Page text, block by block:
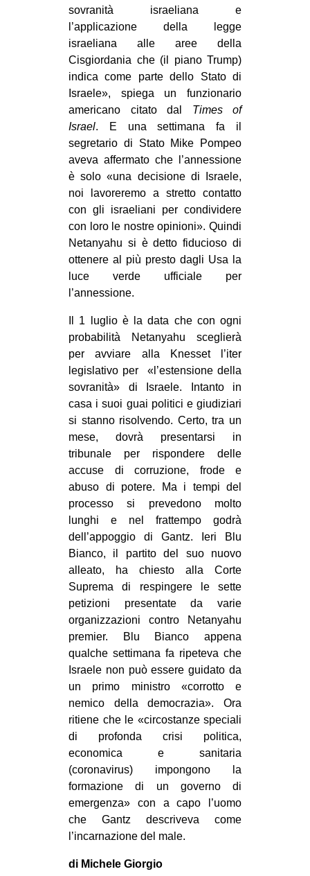
sovranità israeliana e
l’applicazione della legge
israeliana alle aree della
Cisgiordania che (il piano Trump)
indica come parte dello Stato di
Israele», spiega un funzionario
americano citato dal Times of
Israel. E una settimana fa il
segretario di Stato Mike Pompeo
aveva affermato che l’annessione
è solo «una decisione di Israele,
noi lavoreremo a stretto contatto
con gli israeliani per condividere
con loro le nostre opinioni». Quindi
Netanyahu si è detto fiducioso di
ottenere al più presto dagli Usa la
luce verde ufficiale per
l’annessione.
Il 1 luglio è la data che con ogni
probabilità Netanyahu sceglierà
per avviare alla Knesset l’iter
legislativo per «l’estensione della
sovranità» di Israele. Intanto in
casa i suoi guai politici e giudiziari
si stanno risolvendo. Certo, tra un
mese, dovrà presentarsi in
tribunale per rispondere delle
accuse di corruzione, frode e
abuso di potere. Ma i tempi del
processo si prevedono molto
lunghi e nel frattempo godrà
dell’appoggio di Gantz. Ieri Blu
Bianco, il partito del suo nuovo
alleato, ha chiesto alla Corte
Suprema di respingere le sette
petizioni presentate da varie
organizzazioni contro Netanyahu
premier. Blu Bianco appena
qualche settimana fa ripeteva che
Israele non può essere guidato da
un primo ministro «corrotto e
nemico della democrazia». Ora
ritiene che le «circostanze speciali
di profonda crisi politica,
economica e sanitaria
(coronavirus) impongono la
formazione di un governo di
emergenza» con a capo l’uomo
che Gantz descriveva come
l’incarnazione del male.
di Michele Giorgio